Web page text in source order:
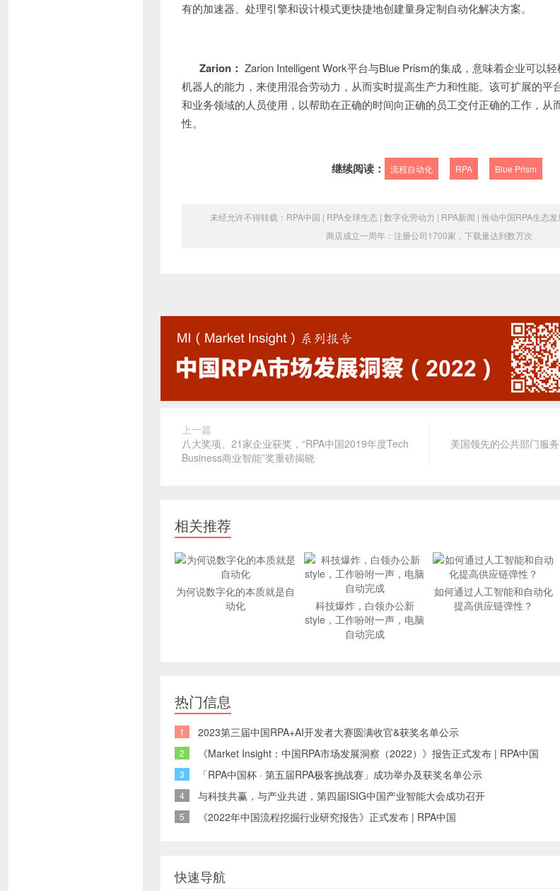
有的加速器、处理引擎和设计模式更快捷地创建量身定制自动化解决方案。
Zarion ： Zarion Intelligent Work平台与Blue Prism的集成，意味着企业可以
机器人的能力，来使用混合劳动力，从而实时提高生产力和性能。该可扩展的平
和业务领域的人员使用，以帮助在正确的时间向正确的员工交付正确的工作，从
性。
继续阅读： 流程自动化 RPA Blue Prism
未经允许不得转载： RPA中国 | RPA全球生态 | 数字化劳动力 | RPA新闻 | 推动中国RPA生态发
商店成立一周年：注册公司1700家，下载量达到数万次
上一篇
八大奖项、21家企业获奖，“RPA中国2019年度Tech
Business商业智能”奖重磅揭晓
美国领先的公共部门服
相关推荐
为何说数字化的本质就是自
动化
科技爆炸，白领办公新
style，工作吩咐一声，电脑
自动完成
如何通过人工智能和自动化
提高供应链弹性？
热门信息
1 2023第三届中国RPA+AI开发者大赛圆满收官&获奖名单公示
2 《Market Insight：中国RPA市场发展洞察（2022）》报告正式发布 | RPA中国
3 「RPA中国杯 · 第五届RPA极客挑战赛」成功举办及获奖名单公示
4 与科技共赢，与产业共进，第四届ISIG中国产业智能大会成功召开
5 《2022年中国流程挖掘行业研究报告》正式发布 | RPA中国
快速导航